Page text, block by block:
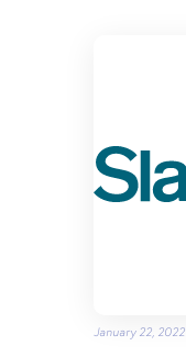
January 22, 2022